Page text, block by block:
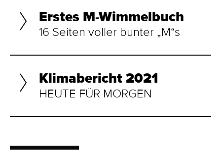
Erstes M-Wimmelbuch
16 Seiten voller bunter „M“s
Klimabericht 2021
HEUTE FÜR MORGEN